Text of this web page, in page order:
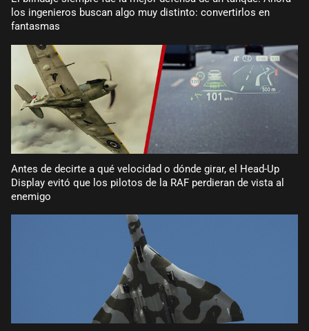
los ingenieros buscan algo muy distinto: convertirlos en
fantasmas
Antes de decirte a qué velocidad o dónde girar, el Head-Up
Display evitó que los pilotos de la RAF perdieran de vista al
enemigo